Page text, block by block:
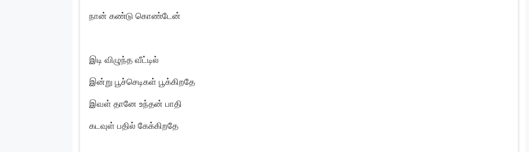
நான் கண்டு கொண்டேன்
இடி விழுந்த வீட்டில்
இன்று பூச்செடிகள் பூக்கிறதே
இவள் தானே உந்தன் பாதி
கடவுள் பதில் கேக்கிறதே